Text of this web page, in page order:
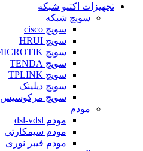
تجهیزات اکتیو شبکه
سویچ شبکه
سویچ cisco
سویچ HRUI
سویچ MICROTIK
سویچ TENDA
سویچ TPLINK
سویچ دیلینک
سویچ مرکوسیس
مودم
مودم dsl-vdsl
مودم سیمکارتی
مودم فیبر نوری